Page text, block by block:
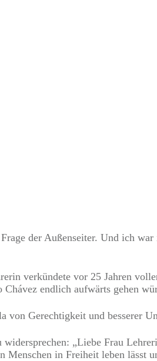
der Außenseiter. Und ich
verkündete vor 25 Jahren
Chávez endlich aufwärts gehen
von Gerechtigkeit und besserer
„Liebe Frau
Menschen in Freiheit leben lässt